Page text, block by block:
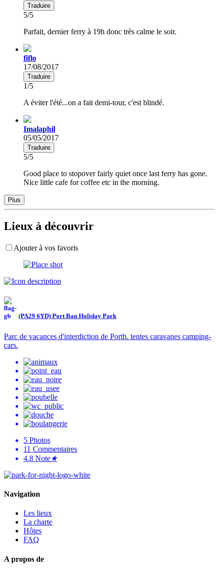
Traduire
5/5
Parfait, dernier ferry à 19h donc très calme le soir.
fiflo
17/08/2017
Traduire
1/5
A éviter l'été...on a fait demi-tour, c'est blindé.
Imalaphil
05/05/2017
Traduire
5/5
Good place to stopover fairly quiet once last ferry has gone.
Nice little cafe for coffee etc in the morning.
Plus
Lieux à découvrir
Ajouter à vos favoris
(PA29 6YD) Port Ban Holiday Park
Parc de vacances d'interdiction de Porth. tentes caravanes camping-
cars.
5 Photos
11 Commentaires
4.8 Note★
Navigation
Les lieux
La charte
Hôtes
FAQ
A propos de